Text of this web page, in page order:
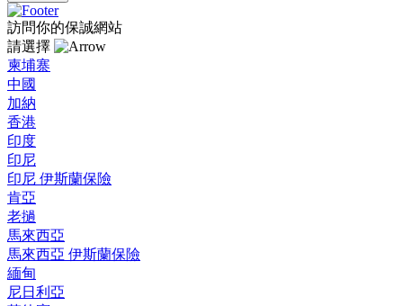
訪問你的保誠網站
請選擇
柬埔寨
中國
加納
香港
印度
印尼
印尼 伊斯蘭保險
肯亞
老撾
馬來西亞
馬來西亞 伊斯蘭保險
緬甸
尼日利亞